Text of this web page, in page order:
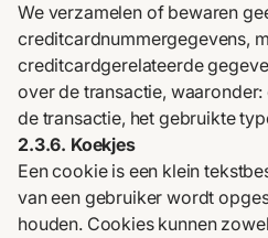
We verzamelen of bewaren
creditcardnummergegevens,
creditcardgerelateerde
over de transactie,
de transactie, het gebruikte
2.3.6. Koekjes
Een cookie is een klein
van een gebruiker wordt
houden. Cookies kunnen